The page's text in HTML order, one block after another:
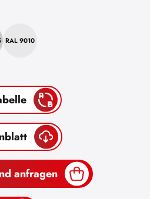
RAL 9010
anfragen